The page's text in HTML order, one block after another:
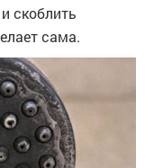
скоблить
сама.